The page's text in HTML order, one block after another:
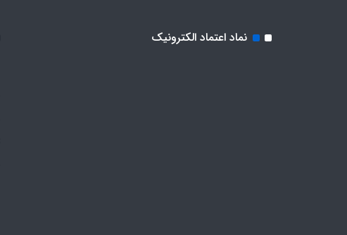
نماد اعتماد الکترونیک